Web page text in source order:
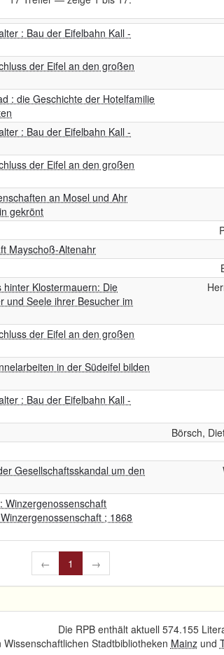
: Bau der Eifelbahn Kall -
der Eifel an den großen
: die Geschichte der Hotelfamilie
: Bau der Eifelbahn Kall -
der Eifel an den großen
an Mosel und Ahr
gekrönt
Mayschoß-Altenahr
Klostermauern: Die
und Seele ihrer Besucher im
der Eifel an den großen
in der Südeifel bilden
: Bau der Eifelbahn Kall -
Börsch,
Gesellschaftsskandal um den
Winzergenossenschaft
; 1868
← 1 →
Die RPB enthält aktuell 574.155
Stadtbibliotheken Mainzund